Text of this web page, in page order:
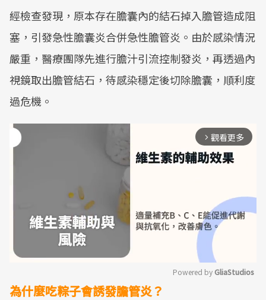
經檢查發現，原本存在膽囊內的結石掉入膽管造成阻
塞，引發急性膽囊炎合併急性膽管炎。由於感染情況
嚴重，醫療團隊先進行膽汁引流控制發炎，再透過內
視鏡取出膽管結石，待感染穩定後切除膽囊，順利度
過危機。
arrow_forward_ios 觀看更多
Powered by GliaStudios
為什麼吃粽子會誘發膽管炎？